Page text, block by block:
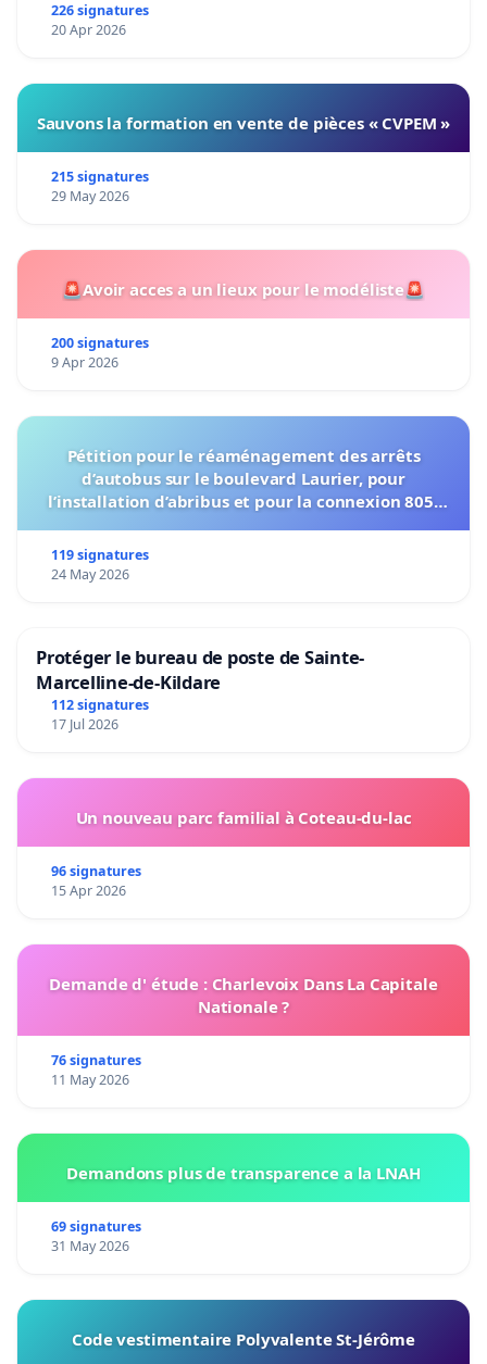
226 signatures
20 Apr 2026
Sauvons la formation en vente de pièces « CVPEM »
215 signatures
29 May 2026
🚨Avoir acces a un lieux pour le modéliste🚨
200 signatures
9 Apr 2026
Pétition pour le réaménagement des arrêts
d’autobus sur le boulevard Laurier, pour
l’installation d’abribus et pour la connexion 805-
119 signatures
24 May 2026
Protéger le bureau de poste de Sainte-
Marcelline-de-Kildare
112 signatures
17 Jul 2026
Un nouveau parc familial à Coteau-du-lac
96 signatures
15 Apr 2026
Demande d' étude : Charlevoix Dans La Capitale
Nationale ?
76 signatures
11 May 2026
Demandons plus de transparence a la LNAH
69 signatures
31 May 2026
Code vestimentaire Polyvalente St-Jérôme